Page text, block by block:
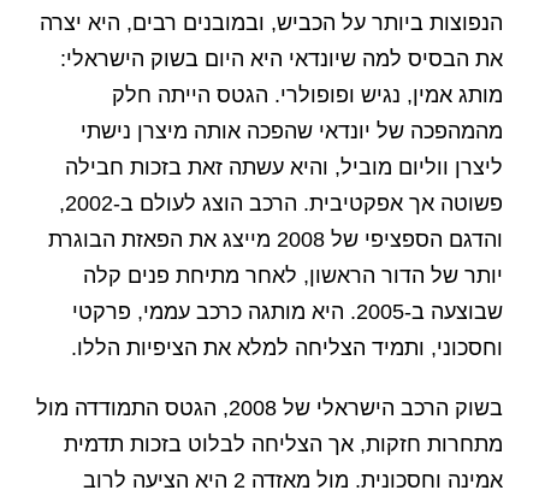
הנפוצות ביותר על הכביש, ובמובנים רבים, היא יצרה
את הבסיס למה שיונדאי היא היום בשוק הישראלי:
מותג אמין, נגיש ופופולרי. הגטס הייתה חלק
מהמהפכה של יונדאי שהפכה אותה מיצרן נישתי
ליצרן ווליום מוביל, והיא עשתה זאת בזכות חבילה
פשוטה אך אפקטיבית. הרכב הוצג לעולם ב-2002,
והדגם הספציפי של 2008 מייצג את הפאזת הבוגרת
יותר של הדור הראשון, לאחר מתיחת פנים קלה
שבוצעה ב-2005. היא מותגה כרכב עממי, פרקטי
וחסכוני, ותמיד הצליחה למלא את הציפיות הללו.
בשוק הרכב הישראלי של 2008, הגטס התמודדה מול
מתחרות חזקות, אך הצליחה לבלוט בזכות תדמית
אמינה וחסכונית. מול מאזדה 2 היא הציעה לרוב